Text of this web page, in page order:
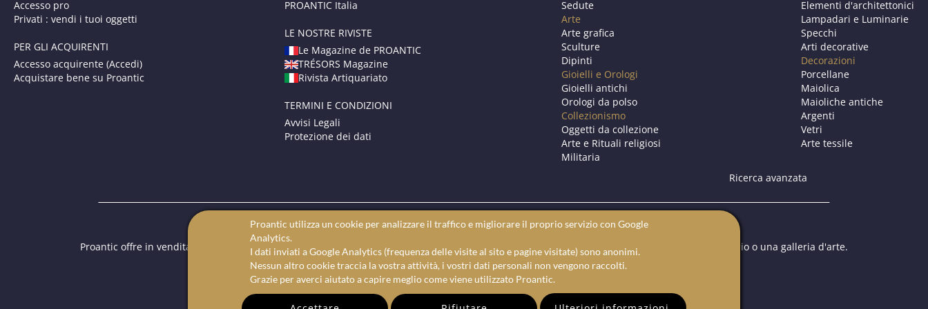
Accesso pro
Privati : vendi i tuoi oggetti
PER GLI ACQUIRENTI
Accesso acquirente (Accedi)
Acquistare bene su Proantic
PROANTIC Italia
LE NOSTRE RIVISTE
Le Magazine de PROANTIC
TRÉSORS Magazine
Rivista Artiquariato
TERMINI E CONDIZIONI
Avvisi Legali
Protezione dei dati
Sedute
Arte
Arte grafica
Sculture
Dipinti
Gioielli e Orologi
Gioielli antichi
Orologi da polso
Collezionismo
Oggetti da collezione
Arte e Rituali religiosi
Militaria
Elementi d'architettonici
Lampadari e Luminarie
Specchi
Arti decorative
Decorazioni
Porcellane
Maiolica
Maioliche antiche
Argenti
Vetri
Arte tessile
Ricerca avanzata
Il sito web per gli antiquari online.
Proantic offre in vendita una selezione di oggetti d'arte, mobili antichi e dipinti antichi. Proantic è un motore di ricerca per trovare un antiquario o una galleria d'arte.
Su Proantic, potete trovare notizie sull’arte e sulle mostre attuali, passate e future.
Proantic utilizza un cookie per analizzare il traffico e migliorare il proprio servizio con Google
Analytics.
I dati inviati a Google Analytics (frequenza delle visite al sito e pagine visitate) sono anonimi.
Nessun altro cookie traccia la vostra attività, i vostri dati personali non vengono raccolti.
Grazie per averci aiutato a capire meglio come viene utilizzato Proantic.